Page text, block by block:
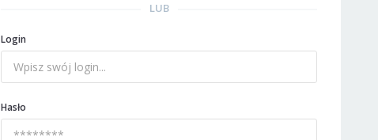
LUB
Login
Hasło